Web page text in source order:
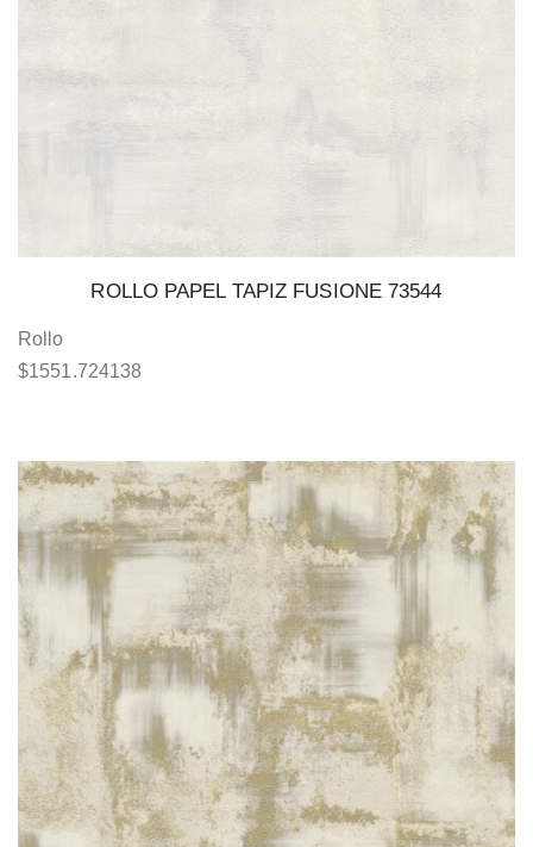
ROLLO PAPEL TAPIZ FUSIONE 73544
Rollo
$1551.724138